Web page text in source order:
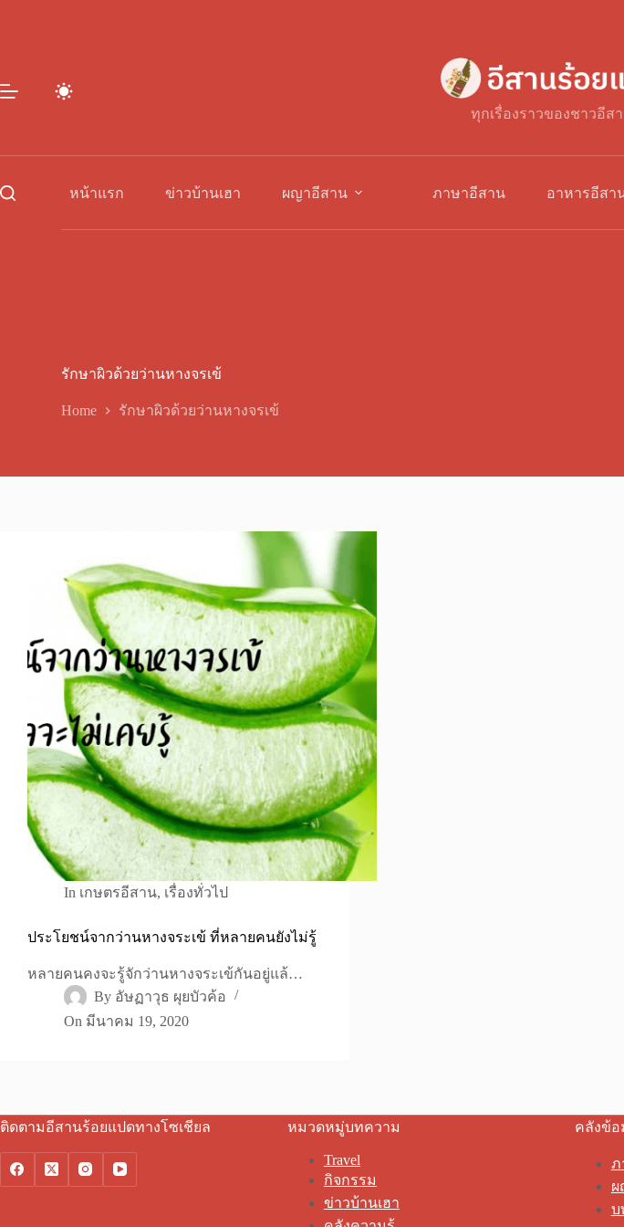
ทุกเรื่องราวของชาวอีส
หน้าแรก ข่าวบ้านเฮา ผญาอีสาน ภาษาอีสาน อาหารอีสา
รักษาผิวด้วยว่านหางจรเข้
Home รักษาผิวด้วยว่านหางจรเข้
In เกษตรอีสาน, เรื่องทั่วไป
ประโยชน์จากว่านหางจระเข้ ที่หลายคนยังไม่รู้
หลายคนคงจะรู้จักว่านหางจระเข้กันอยู่แล้…
By อัษฏาวุธ ผุยบัวค้อ
On มีนาคม 19, 2020
ติดตามอีสานร้อยแปดทางโซเชียล หมวดหมู่บทความ
Travel
กิจกรรม
ข่าวบ้านเฮา
คลังข้อ
ภ
ผ
บ